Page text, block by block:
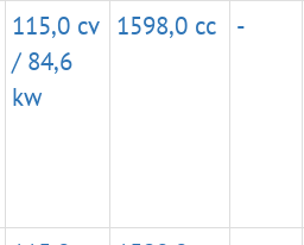
115,0 cv
/ 84,6
kw
1598,0 cc -